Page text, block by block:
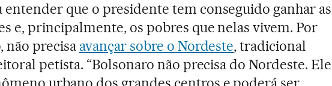
entender que o presidente tem conseguido ganhar as
e, principalmente, os pobres que nelas vivem. Por
não precisa avançar sobre o Nordeste, tradicional
petista. “Bolsonaro não precisa do Nordeste. Ele